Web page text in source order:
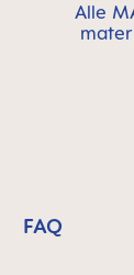
Alle
FAQ